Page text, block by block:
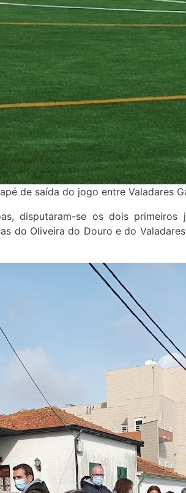
de saída do jogo entre Valadares
disputaram-se os dois
do Oliveira do Douro e do